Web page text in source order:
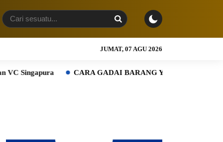
JUMAT, 07 AGU 2026
Singapura CARA GADAI BARANG YANG AMAN: 7 HAL